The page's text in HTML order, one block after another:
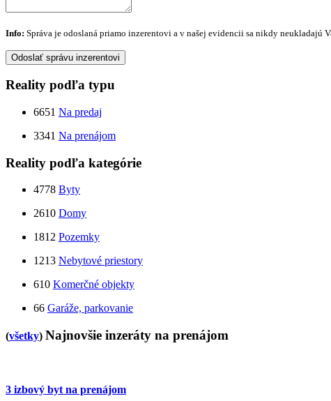
Info: Správa je odoslaná priamo inzerentovi a v našej evidencii sa nikdy neukladajú
Odoslať správu inzerentovi
Reality podľa typu
6651 Na predaj
3341 Na prenájom
Reality podľa kategórie
4778 Byty
2610 Domy
1812 Pozemky
1213 Nebytové priestory
610 Komerčné objekty
66 Garáže, parkovanie
(všetky) Najnovšie inzeráty na prenájom
3 izbový byt na prenájom